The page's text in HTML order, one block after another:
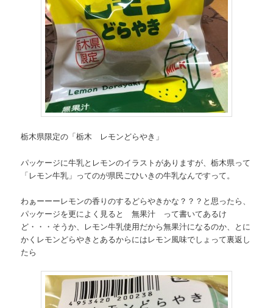
栃木県限定の「栃木 レモンどらやき」
パッケージに牛乳とレモンのイラストがありますが、栃木県って
「レモン牛乳」ってのが県民ごひいきの牛乳なんですって。
わぁーーーレモンの香りのするどらやきかな？？？と思ったら、
パッケージを更によく見ると 無果汁 って書いてあるけ
ど・・・そうか、レモン牛乳使用だから無果汁になるのか、とに
かくレモンどらやきとあるからにはレモン風味でしょって裏返し
たら